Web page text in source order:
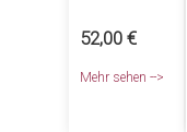
52,00 €
Mehr sehen -->